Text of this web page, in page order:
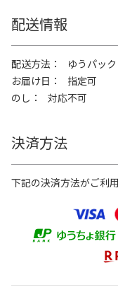
配送情報
配送方法
ゆうパック
お届け日
指定可
のし
対応不可
決済方法
下記の決済方法がご利用